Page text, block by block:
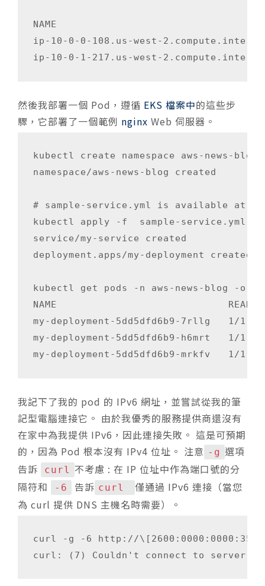
NAME
ip-10-0-0-108.us-west-
然後我部署一個 Pod，遵循 EKS 檔案中的這些步
驟，它部署了一個範例 nginx Web 伺服器。
kubectl create namespace aws-news-blog
namespace/aws-news-blog created
# sample-service.yml is available at
kubectl apply -f  sample-service.yml
service/my-service created
deployment.apps/my-deployment created
kubectl get pods -n aws-news-blog -o
NAME                             READY
my-deployment-5dd5dfd6b9-7rllg
my-deployment-5dd5dfd6b9-h6mrt
我記下了我的 pod 的 IPv6 網址，並嘗試從我的筆
記型電腦連接它。 由於我優秀的服務提供商還沒有
在家中為我提供 IPv6，因此連接失敗。 這是可預期
的，因為 Pod 根本沒有 IPv4 位址。 注意 -g 選項
告訴
curl 不考慮 : 在 IP 位址中作為端口號的分
隔符和
-6 告訴 curl
僅通過 IPv6 連接（當您
為 curl 提供 DNS 主機名時需要）。
curl -g -6 http://